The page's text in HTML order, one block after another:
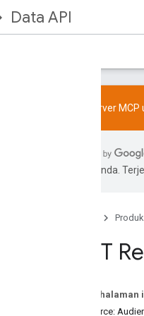
Data API
Coba server
pilihan Anda.
Produk
REST
Pada halaman
Resource: